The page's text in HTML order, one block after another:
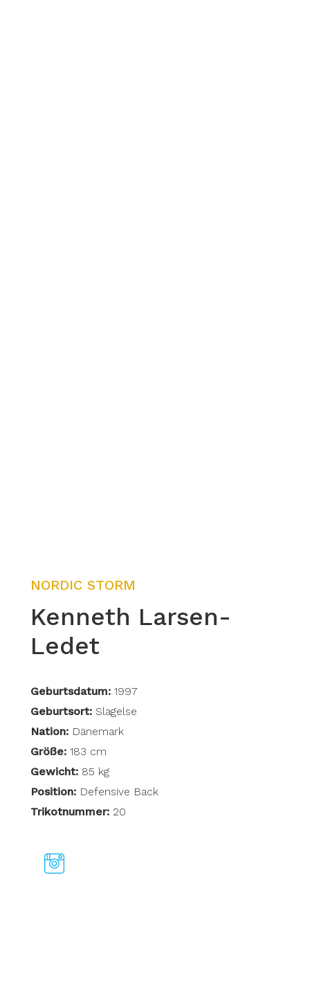
NORDIC STORM
Kenneth Larsen-
Ledet
Geburtsdatum: 1997
Geburtsort: Slagelse
Nation:Dänemark
Größe:183 cm
Gewicht:85 kg
Position:Defensive Back
Trikotnummer: 20